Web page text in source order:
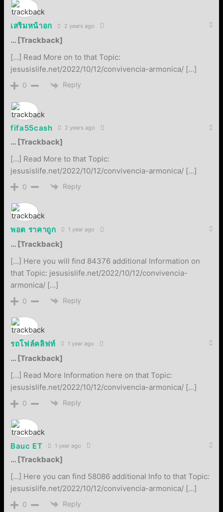
เสริมหน้าอก 2 years ago
… [Trackback]
[…] Read More on to that Topic:
jesusislife.net/2022/10/12/convivencia-armonica/ […]
0 Reply
fifa55cash 2 years ago
… [Trackback]
[…] Read More to that Topic:
jesusislife.net/2022/10/12/convivencia-armonica/ […]
0 Reply
พอต ราคาถูก 1 year ago
… [Trackback]
[…] Here you will find 84376 additional Information on
that Topic: jesusislife.net/2022/10/12/convivencia-
armonica/ […]
0 Reply
รถโฟล์คลิฟท์ 1 year ago
… [Trackback]
[…] Read More Information here on that Topic:
jesusislife.net/2022/10/12/convivencia-armonica/ […]
0 Reply
Bauc ET 1 year ago
… [Trackback]
[…] Here you can find 58086 additional Info to that Topic:
jesusislife.net/2022/10/12/convivencia-armonica/ […]
0 Reply